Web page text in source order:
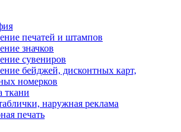
печатей и штампов
значков
сувениров
бейджей, дисконтных карт,
номерков
ткани
наружная реклама
печать